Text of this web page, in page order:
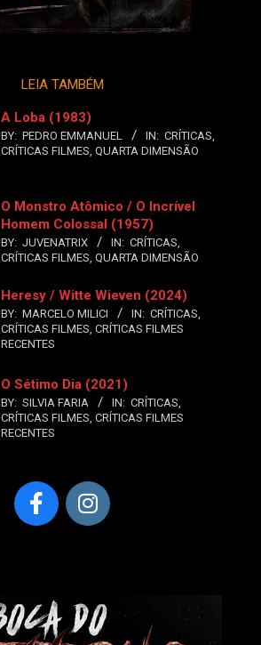
LEIA TAMBÉM
A Loba (1983)
BY: PEDRO EMMANUEL IN: CRÍTICAS,
CRÍTICAS FILMES, QUARTA DIMENSÃO
O Monstro Atômico / O Incrível
Homem Colossal (1957)
BY: JUVENATRIX IN: CRÍTICAS,
CRÍTICAS FILMES, QUARTA DIMENSÃO
Heresy / Witte Wieven (2024)
BY: MARCELO MILICI IN: CRÍTICAS,
CRÍTICAS FILMES, CRÍTICAS FILMES
RECENTES
O Sétimo Dia (2021)
BY: SILVIA FARIA IN: CRÍTICAS,
CRÍTICAS FILMES, CRÍTICAS FILMES
RECENTES